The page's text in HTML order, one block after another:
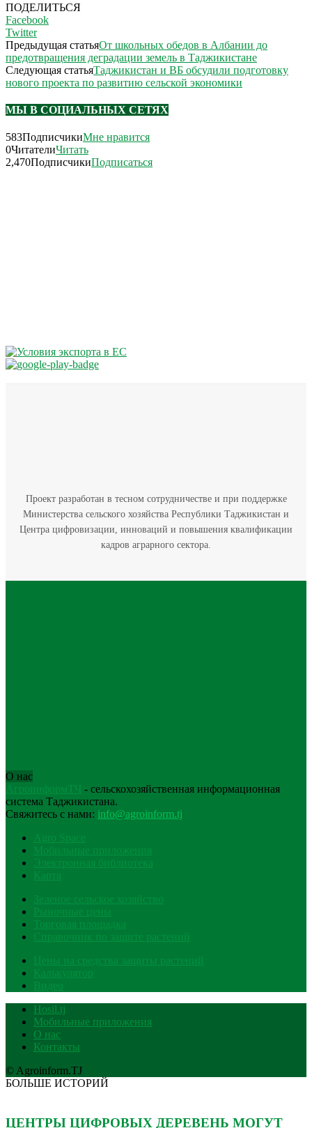
ПОДЕЛИТЬСЯ
Facebook
Twitter
Предыдущая статьяОт школьных обедов в Албании до
предотвращения деградации земель в Таджикистане
Следующая статьяТаджикистан и ВБ обсудили подготовку
нового проекта по развитию сельской экономики
МЫ В СОЦИАЛЬНЫХ СЕТЯХ
583ПодписчикиМне нравится
0ЧитателиЧитать
2,470ПодписчикиПодписаться
Проект разработан в тесном сотрудничестве и при поддержке
Министерства сельского хозяйства Республики Таджикистан и
Центра цифровизации, инноваций и повышения квалификации
кадров аграрного сектора.
О нас
АгроинформТҶ - сельскохозяйственная информационная
система Таджикистана.
Свяжитесь с нами: info@agroinform.tj
Agro Space
Мобильные приложения
Электронная библиотека
Карта
Зеленое сельское хозяйство
Рыночные цены
Торговая площадка
Справочник по защите растений
Цены на средства защиты растений
Калькулятор
Видео
Hosil.tj
Мобильные приложения
О нас
Контакты
© Agroinform.TJ
БОЛЬШЕ ИСТОРИЙ
ЦЕНТРЫ ЦИФРОВЫХ ДЕРЕВЕНЬ МОГУТ